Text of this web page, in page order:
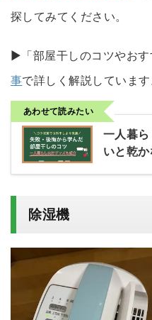
探してみてください。
▶「部屋干しのコツやおす
事で詳しく解説しています
あわせて読みたい
一人暮
いと乾
除湿機